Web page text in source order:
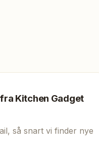
Kitchen Gadget
så snart vi finder nye